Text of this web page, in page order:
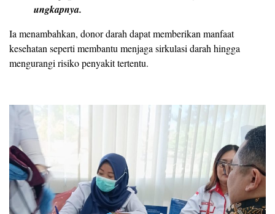
ungkapnya.
Ia menambahkan, donor darah dapat memberikan manfaat
kesehatan seperti membantu menjaga sirkulasi darah hingga
mengurangi risiko penyakit tertentu.